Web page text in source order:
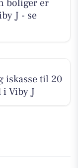
boliger er
J - se
iskasse til 20
i Viby J